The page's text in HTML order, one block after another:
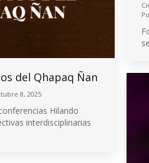
del Qhapaq Ñan
8, 2025
Hilando
interdisciplinarias